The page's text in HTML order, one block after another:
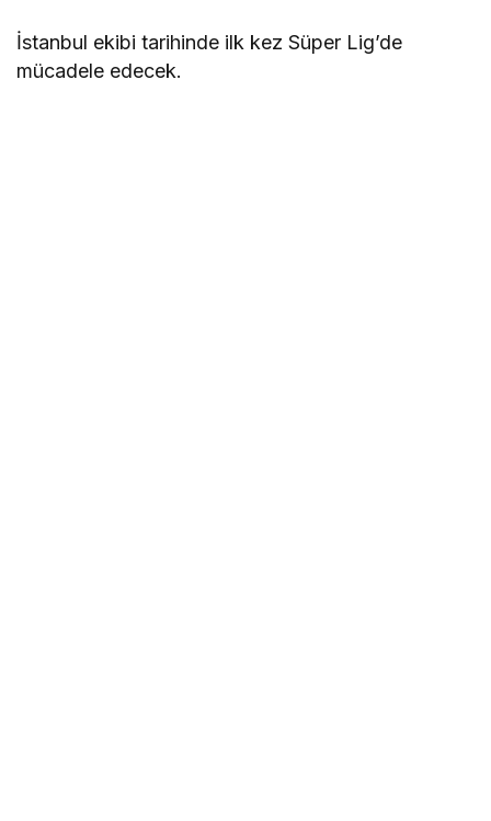
İstanbul ekibi tarihinde ilk kez Süper Lig’de
mücadele edecek.